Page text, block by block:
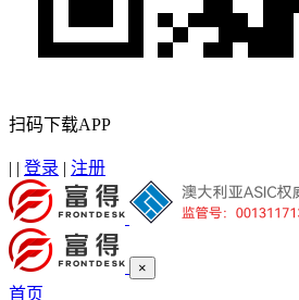
扫码下载APP
| | 登录 | 注册
×
首页